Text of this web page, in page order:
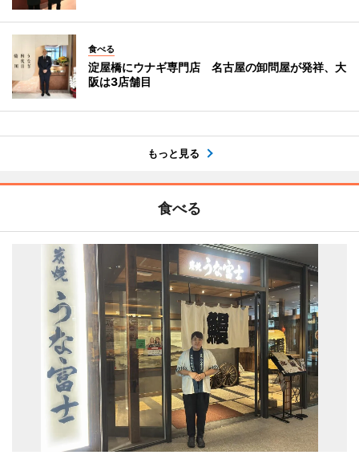
食べる
淀屋橋にウナギ専門店 名古屋の卸問屋が発祥、大
阪は3店舗目
もっと見る
食べる